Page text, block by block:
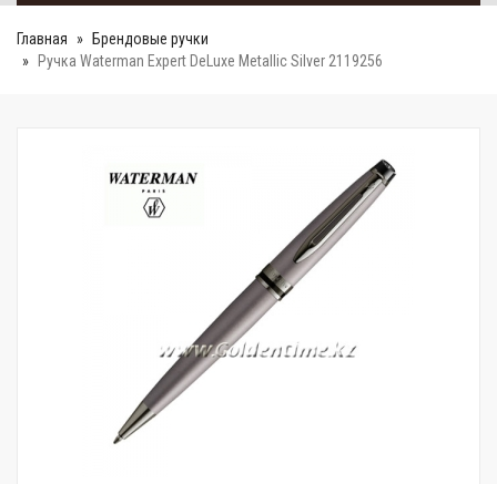
Главная
Брендовые ручки
Ручка Waterman Expert DeLuxe Metallic Silver 2119256